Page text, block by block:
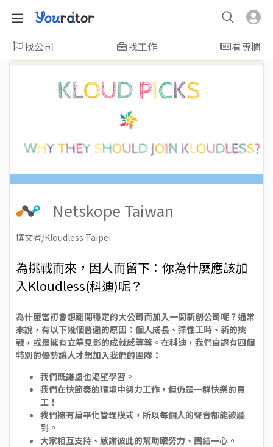
找公司 找工作 看專欄
Netskope Taiwan
撰文者/Kloudless Taipei
為挑戰而來，因人而留下：你為什麼應該加
入Kloudless(科迪)呢？
為什麼當初會想離開穩定的大公司而加入一間新創公司呢？通常
來說，有以下幾個普遍的原因：個人成長、彈性工時、新的挑
戰，或是擁有立竿見影的成就感等等。在科迪，我們自認有四個
特別的優勢讓人才想加入我們的團隊：
我們既謙虛也渴望學習。
我們在快節奏的環境中努力工作，但仍是一群快樂的員
工！
我們擁有扁平化管理模式，所以每個人的聲音都能被聽
到。
大家相互支持、感謝彼此的幫助跟努力、團結一心。